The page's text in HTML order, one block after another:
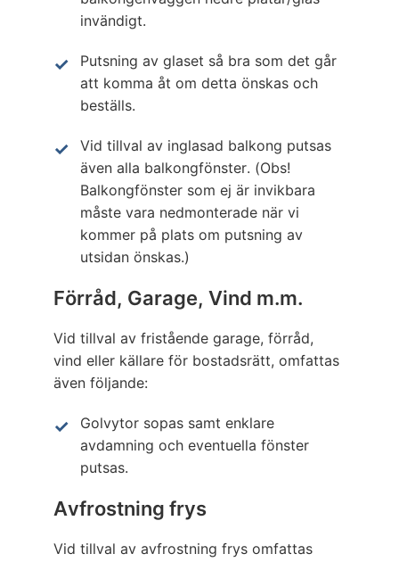
invändigt.
Putsning av glaset så bra som det går
att komma åt om detta önskas och
beställs.
Vid tillval av inglasad balkong putsas
även alla balkongfönster. (Obs!
Balkongfönster som ej är invikbara
måste vara nedmonterade när vi
kommer på plats om putsning av
utsidan önskas.)
Förråd, Garage, Vind m.m.
Vid tillval av fristående garage, förråd,
vind eller källare för bostadsrätt, omfattas
även följande:
Golvytor sopas samt enklare
avdamning och eventuella fönster
putsas.
Avfrostning frys
Vid tillval av avfrostning frys omfattas